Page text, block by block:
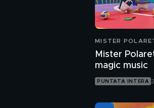
MISTER
Mister
magic music
PUNTATA INTERA